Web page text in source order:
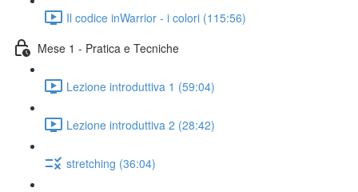
Il codice inWarrior - i colori (115:56)
Mese 1 - Pratica e Tecniche
Lezione introduttiva 1 (59:04)
Lezione introduttiva 2 (28:42)
stretching (36:04)